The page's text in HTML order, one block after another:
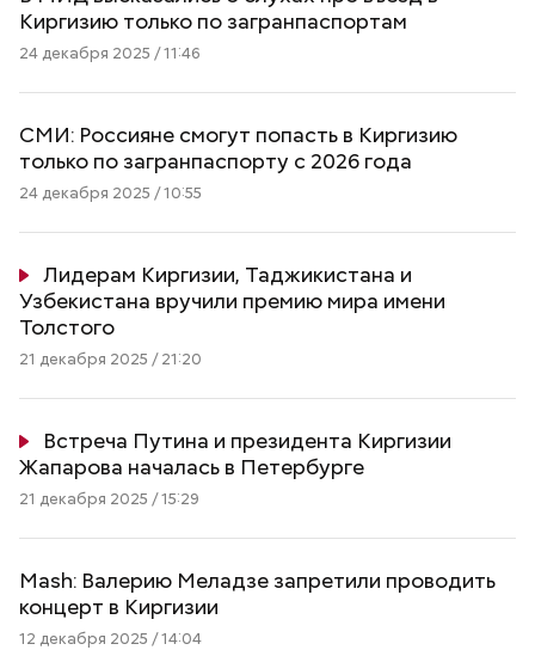
Киргизию только по загранпаспортам
24 декабря 2025 / 11:46
СМИ: Россияне смогут попасть в Киргизию
только по загранпаспорту с 2026 года
24 декабря 2025 / 10:55
Лидерам Киргизии, Таджикистана и
Узбекистана вручили премию мира имени
Толстого
21 декабря 2025 / 21:20
Встреча Путина и президента Киргизии
Жапарова началась в Петербурге
21 декабря 2025 / 15:29
Mash: Валерию Меладзе запретили проводить
концерт в Киргизии
12 декабря 2025 / 14:04